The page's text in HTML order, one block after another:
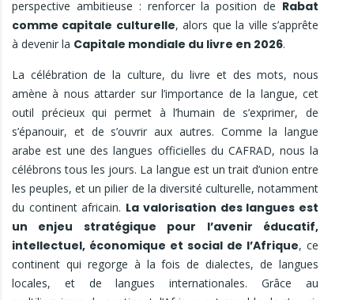
perspective ambitieuse : renforcer la position de Rabat
comme capitale culturelle, alors que la ville s’apprête
à devenir la Capitale mondiale du livre en 2026.
La célébration de la culture, du livre et des mots, nous
amène à nous attarder sur l’importance de la langue, cet
outil précieux qui permet à l’humain de s’exprimer, de
s’épanouir, et de s’ouvrir aux autres. Comme la langue
arabe est une des langues officielles du CAFRAD, nous la
célébrons tous les jours. La langue est un trait d’union entre
les peuples, et un pilier de la diversité culturelle, notamment
du continent africain. La valorisation des langues est
un enjeu stratégique pour l’avenir éducatif,
intellectuel, économique et social de l’Afrique, ce
continent qui regorge à la fois de dialectes, de langues
locales, et de langues internationales. Grâce au